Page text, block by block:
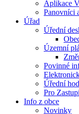
Aplikace
Panovníci
Úřad
Úřední
Územní
Povinné
Úřední
Pro
Info z obce
Novinky